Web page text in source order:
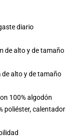
diario
de alto y de tamaño
alto y de tamaño
100% algodón
poliéster, calentador